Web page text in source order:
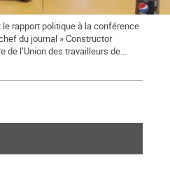
Oleksandr Paly
rapport politique à la conférence
du journal » Constructor
de l’Union des travailleurs de...